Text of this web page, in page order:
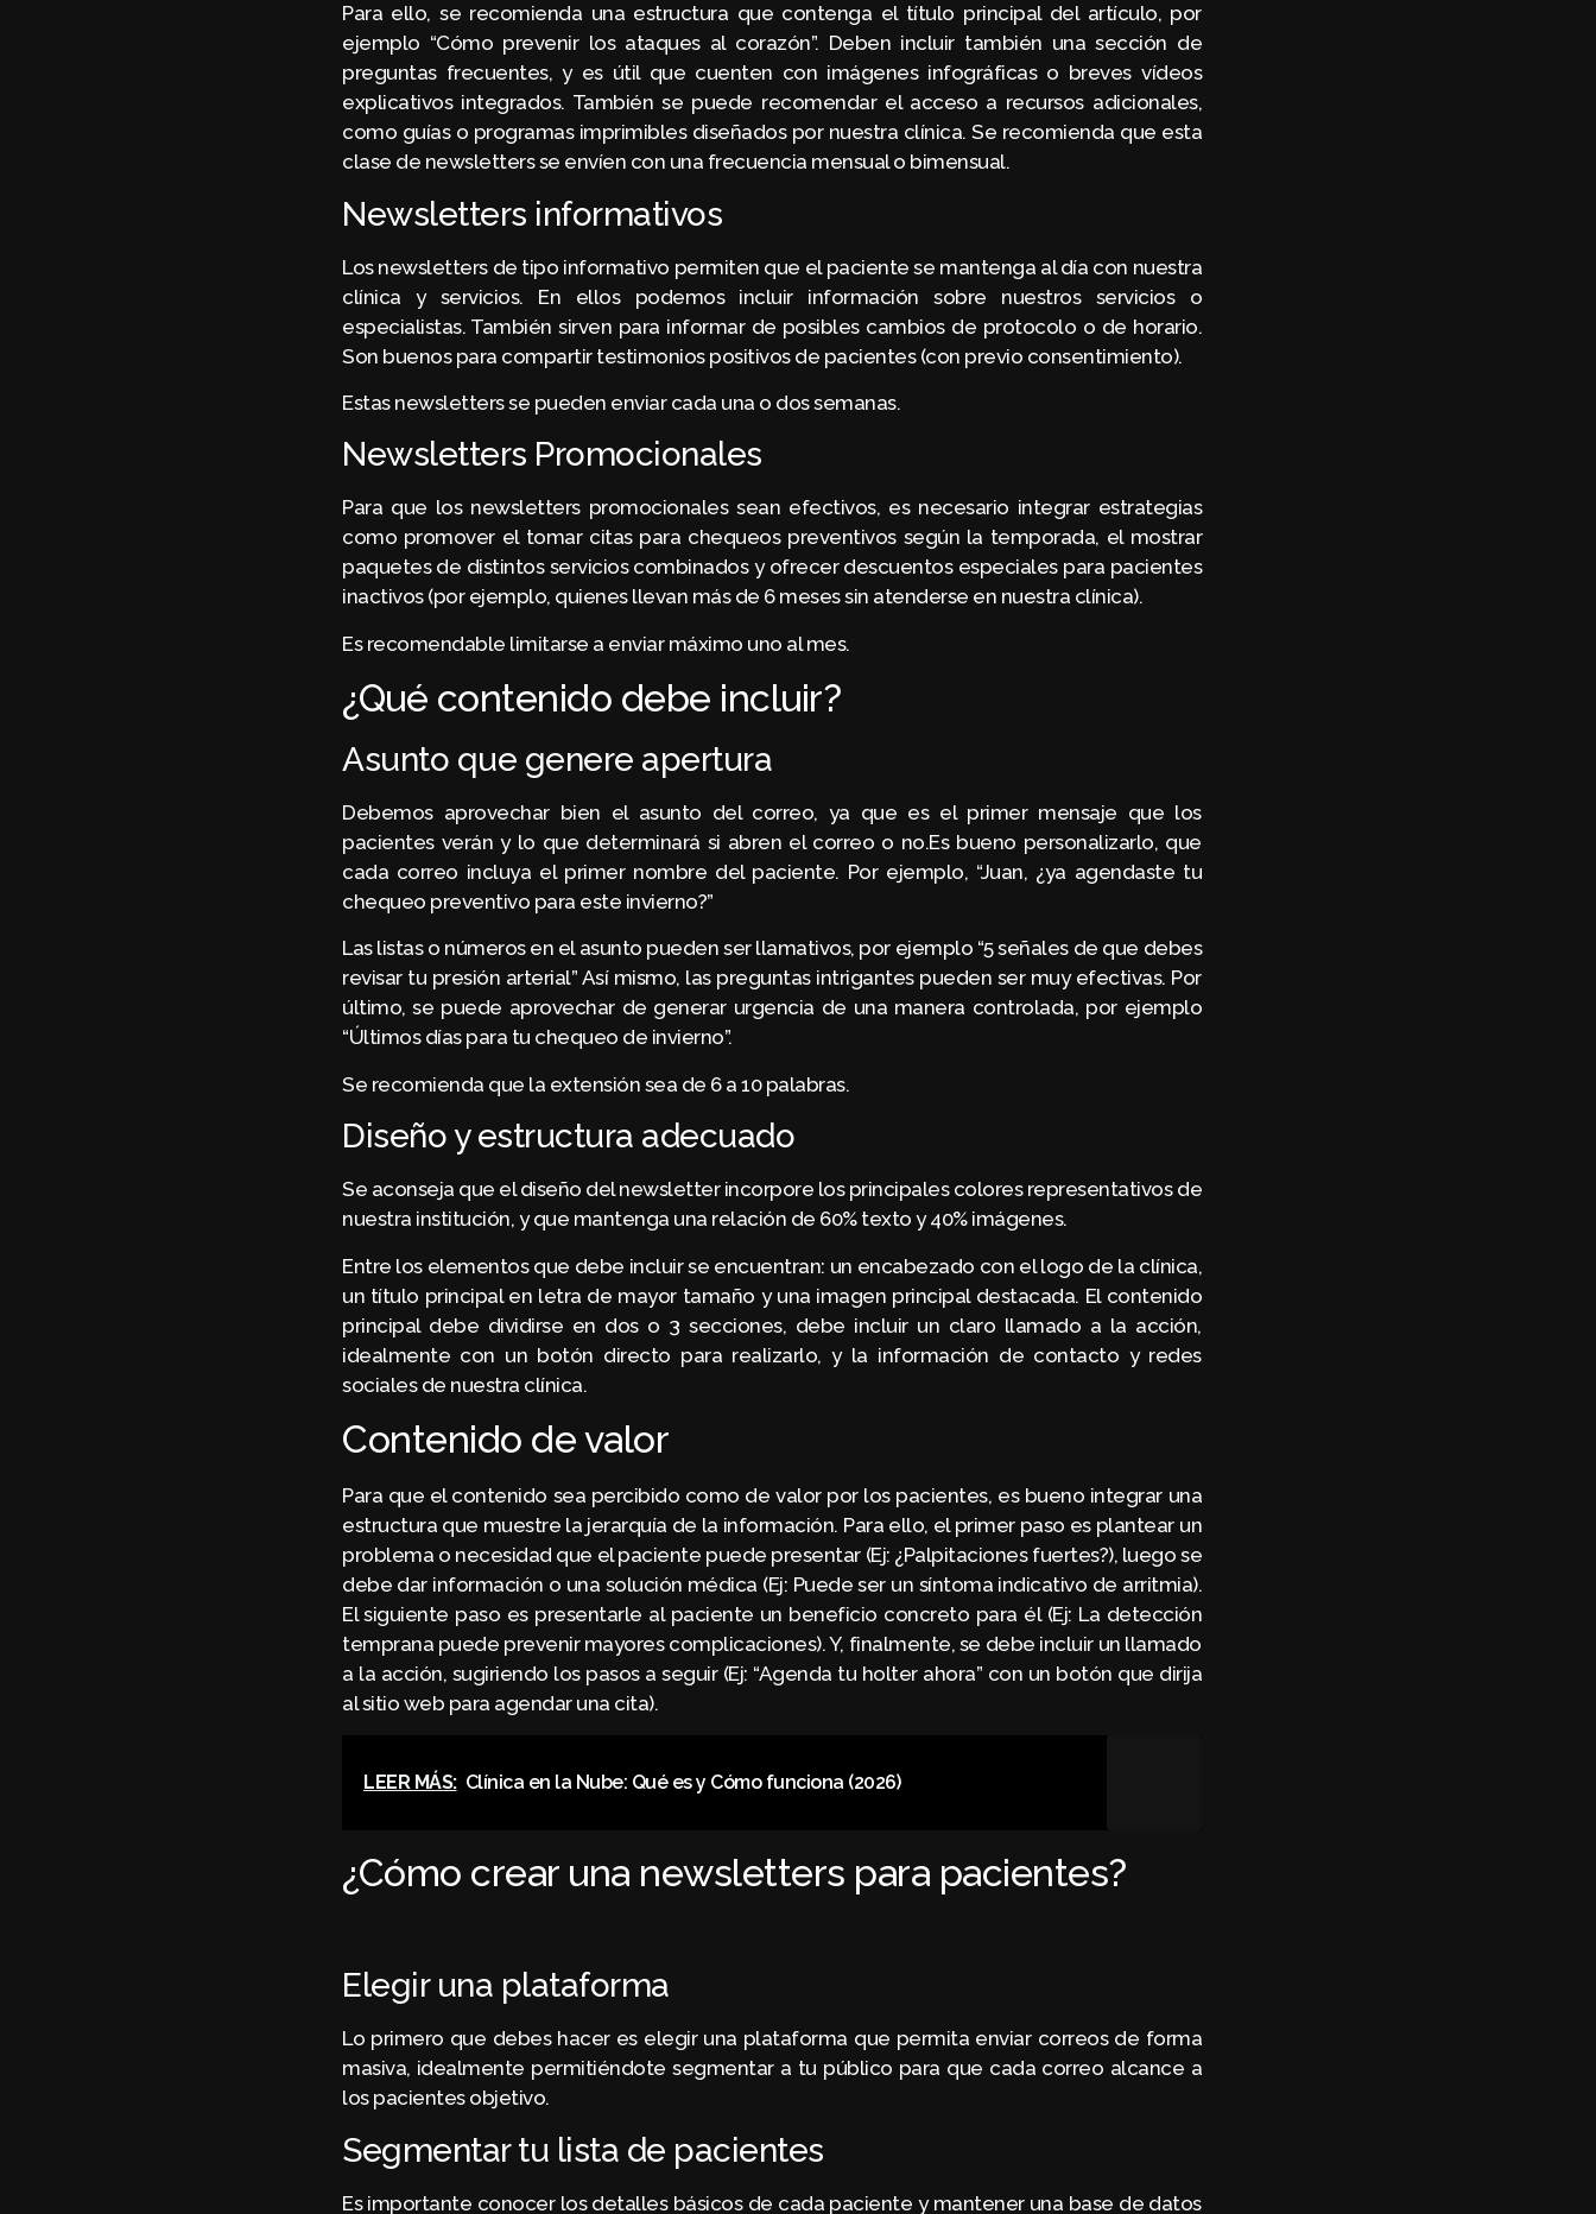
Para ello, se recomienda una estructura que contenga el título principal del artículo, por
ejemplo “Cómo prevenir los ataques al corazón”. Deben incluir también una sección de
preguntas frecuentes, y es útil que cuenten con imágenes infográficas o breves vídeos
explicativos integrados. También se puede recomendar el acceso a recursos adicionales,
como guías o programas imprimibles diseñados por nuestra clínica. Se recomienda que esta
clase de newsletters se envíen con una frecuencia mensual o bimensual.
Newsletters informativos
Los newsletters de tipo informativo permiten que el paciente se mantenga al día con nuestra
clínica y servicios. En ellos podemos incluir información sobre nuestros servicios o
especialistas. También sirven para informar de posibles cambios de protocolo o de horario.
Son buenos para compartir testimonios positivos de pacientes (con previo consentimiento).
Estas newsletters se pueden enviar cada una o dos semanas.
Newsletters Promocionales
Para que los newsletters promocionales sean efectivos, es necesario integrar estrategias
como promover el tomar citas para chequeos preventivos según la temporada, el mostrar
paquetes de distintos servicios combinados y ofrecer descuentos especiales para pacientes
inactivos (por ejemplo, quienes llevan más de 6 meses sin atenderse en nuestra clínica).
Es recomendable limitarse a enviar máximo uno al mes.
¿Qué contenido debe incluir?
Asunto que genere apertura
Debemos aprovechar bien el asunto del correo, ya que es el primer mensaje que los
pacientes verán y lo que determinará si abren el correo o no.Es bueno personalizarlo, que
cada correo incluya el primer nombre del paciente. Por ejemplo, “Juan, ¿ya agendaste tu
chequeo preventivo para este invierno?”
Las listas o números en el asunto pueden ser llamativos, por ejemplo “5 señales de que debes
revisar tu presión arterial” Así mismo, las preguntas intrigantes pueden ser muy efectivas. Por
último, se puede aprovechar de generar urgencia de una manera controlada, por ejemplo
“Últimos días para tu chequeo de invierno”.
Se recomienda que la extensión sea de 6 a 10 palabras.
Diseño y estructura adecuado
Se aconseja que el diseño del newsletter incorpore los principales colores representativos de
nuestra institución, y que mantenga una relación de 60% texto y 40% imágenes.
Entre los elementos que debe incluir se encuentran: un encabezado con el logo de la clínica,
un título principal en letra de mayor tamaño y una imagen principal destacada. El contenido
principal debe dividirse en dos o 3 secciones, debe incluir un claro llamado a la acción,
idealmente con un botón directo para realizarlo, y la información de contacto y redes
sociales de nuestra clínica.
Contenido de valor
Para que el contenido sea percibido como de valor por los pacientes, es bueno integrar una
estructura que muestre la jerarquía de la información. Para ello, el primer paso es plantear un
problema o necesidad que el paciente puede presentar (Ej: ¿Palpitaciones fuertes?), luego se
debe dar información o una solución médica (Ej: Puede ser un síntoma indicativo de arritmia).
El siguiente paso es presentarle al paciente un beneficio concreto para él (Ej: La detección
temprana puede prevenir mayores complicaciones). Y, finalmente, se debe incluir un llamado
a la acción, sugiriendo los pasos a seguir (Ej: “Agenda tu holter ahora” con un botón que dirija
al sitio web para agendar una cita).
LEER MÁS: Clínica en la Nube: Qué es y Cómo funciona (2026)
¿Cómo crear una newsletters para pacientes?
Elegir una plataforma
Lo primero que debes hacer es elegir una plataforma que permita enviar correos de forma
masiva, idealmente permitiéndote segmentar a tu público para que cada correo alcance a
los pacientes objetivo.
Segmentar tu lista de pacientes
Es importante conocer los detalles básicos de cada paciente y mantener una base de datos